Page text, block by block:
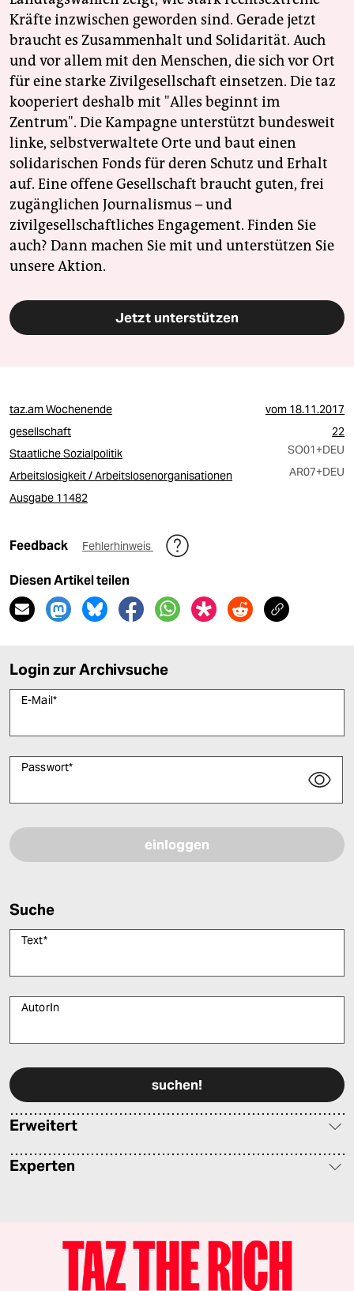
epaper login
Kräfte inzwischen geworden sind. Gerade jetzt
braucht es Zusammenhalt und Solidarität. Auch
und vor allem mit den Menschen, die sich vor Ort
für eine starke Zivilgesellschaft einsetzen. Die taz
kooperiert deshalb mit "Alles beginnt im
Zentrum". Die Kampagne unterstützt bundesweit
linke, selbstverwaltete Orte und baut einen
solidarischen Fonds für deren Schutz und Erhalt
auf. Eine offene Gesellschaft braucht guten, frei
zugänglichen Journalismus – und
zivilgesellschaftliches Engagement. Finden Sie
auch? Dann machen Sie mit und unterstützen Sie
unsere Aktion.
Jetzt unterstützen
taz.am Wochenende vom 18.11.2017
gesellschaft
22
Staatliche Sozialpolitik
SO01+DEU
Arbeitslosigkeit / Arbeitslosenorganisationen
AR07+DEU
Ausgabe 11482
Feedback Fehlerhinweis
Diesen Artikel teilen
Login zur Archivsuche
E-Mail*
Passwort*
Suche
Text*
AutorIn
Erweitert
Experten